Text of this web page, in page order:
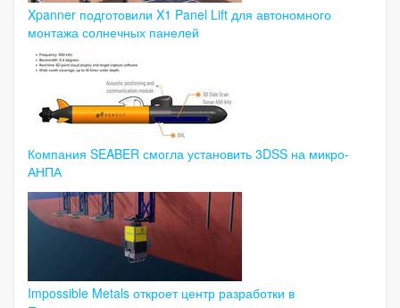
Xpanner подготовили X1 Panel Lift для автономного
монтажа солнечных панелей
Компания SEABER смогла установить 3DSS на микро-
АНПА
Impossible Metals откроет центр разработки в